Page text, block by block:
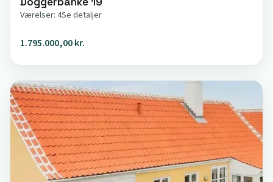
Værelser: 4Se detaljer
1.795.000,00 kr.